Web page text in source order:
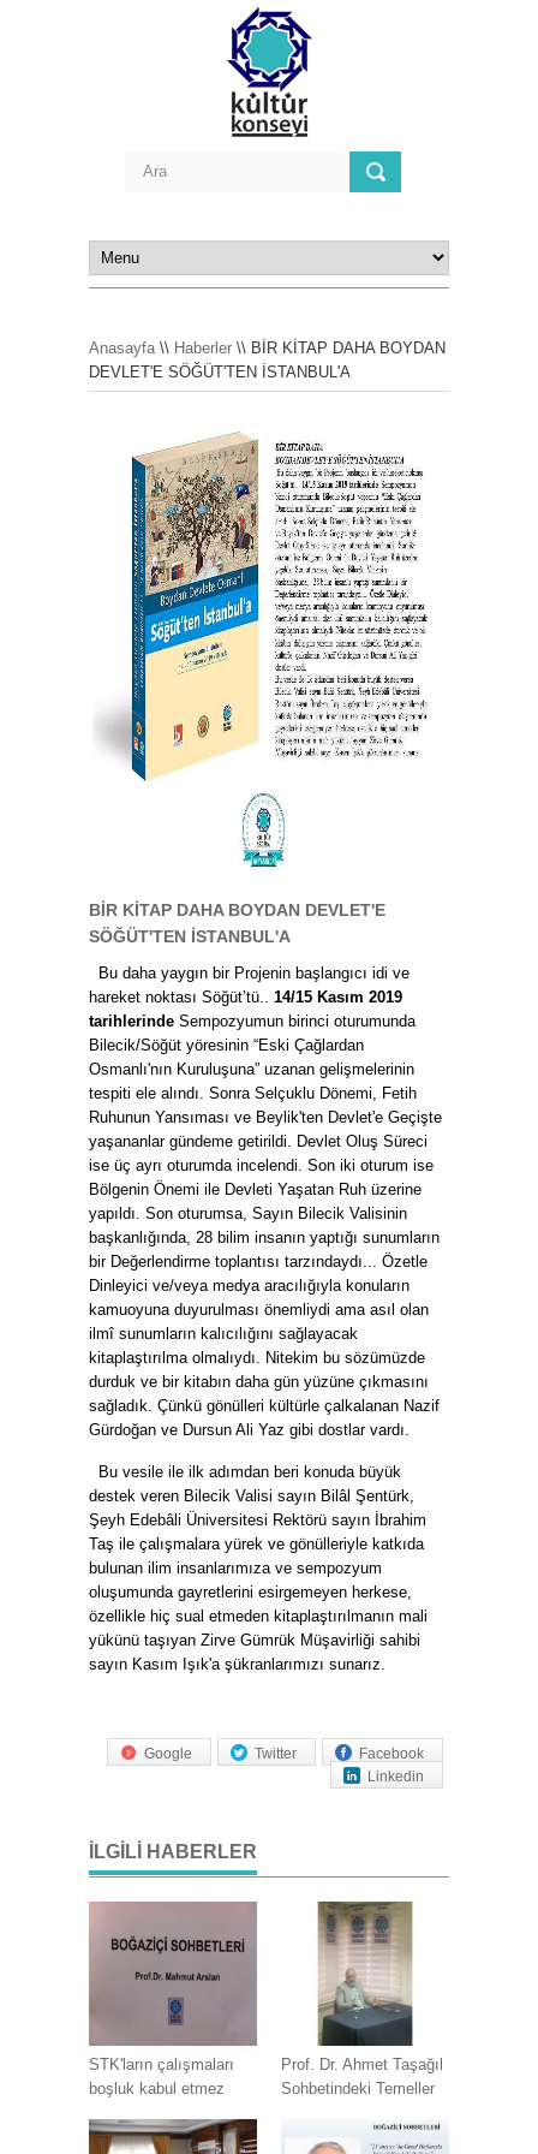
Anasayfa\\ Haberler \\ BİR KİTAP DAHA BOYDAN
DEVLET'E SÖĞÜT'TEN İSTANBUL'A
BİR KİTAP DAHA BOYDAN DEVLET'E
SÖĞÜT'TEN İSTANBUL'A
Bu daha yaygın bir Projenin başlangıcı idi ve
hareket noktası Söğüt’tü.. 14/15 Kasım 2019
tarihlerinde Sempozyumun birinci oturumunda
Bilecik/Söğüt yöresinin “Eski Çağlardan
Osmanlı'nın Kuruluşuna” uzanan gelişmelerinin
tespiti ele alındı. Sonra Selçuklu Dönemi, Fetih
Ruhunun Yansıması ve Beylik'ten Devlet'e Geçişte
yaşananlar gündeme getirildi. Devlet Oluş Süreci
ise üç ayrı oturumda incelendi. Son iki oturum ise
Bölgenin Önemi ile Devleti Yaşatan Ruh üzerine
yapıldı. Son oturumsa, Sayın Bilecik Valisinin
başkanlığında, 28 bilim insanın yaptığı sunumların
bir Değerlendirme toplantısı tarzındaydı... Özetle
Dinleyici ve/veya medya aracılığıyla konuların
kamuoyuna duyurulması önemliydi ama asıl olan
ilmî sunumların kalıcılığını sağlayacak
kitaplaştırılma olmalıydı. Nitekim bu sözümüzde
durduk ve bir kitabın daha gün yüzüne çıkmasını
sağladık. Çünkü gönülleri kültürle çalkalanan Nazif
Gürdoğan ve Dursun Ali Yaz gibi dostlar vardı.
Bu vesile ile ilk adımdan beri konuda büyük
destek veren Bilecik Valisi sayın Bilâl Şentürk,
Şeyh Edebâli Üniversitesi Rektörü sayın İbrahim
Taş ile çalışmalara yürek ve gönülleriyle katkıda
bulunan ilim insanlarımıza ve sempozyum
oluşumunda gayretlerini esirgemeyen herkese,
özellikle hiç sual etmeden kitaplaştırılmanın mali
yükünü taşıyan Zirve Gümrük Müşavirliği sahibi
sayın Kasım Işık'a şükranlarımızı sunarız.
Facebook
Twitter
Google
Linkedin
İLGILI HABERLER
STK'ların çalışmaları
boşluk kabul etmez
Prof. Dr. Ahmet Taşağıl
Sohbetindeki Temeller